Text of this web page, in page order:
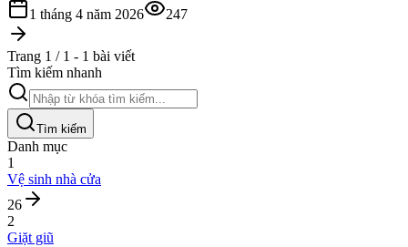
1 tháng 4 năm 2026 247
Trang 1 / 1 - 1 bài viết
Tìm kiếm nhanh
Tìm kiếm
Danh mục
1
Vệ sinh nhà cửa
26
2
Giặt giũ